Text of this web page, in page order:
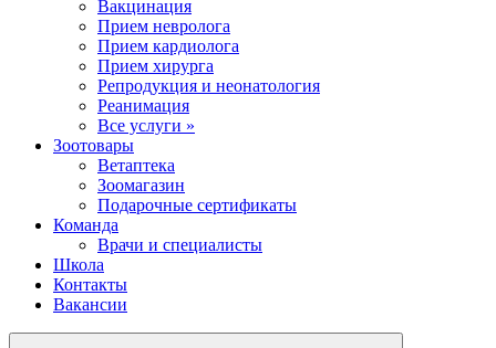
Вакцинация
Прием невролога
Прием кардиолога
Прием хирурга
Репродукция и неонатология
Реанимация
Все услуги »
Зоотовары
Ветаптека
Зоомагазин
Подарочные сертификаты
Команда
Врачи и специалисты
Школа
Контакты
Вакансии